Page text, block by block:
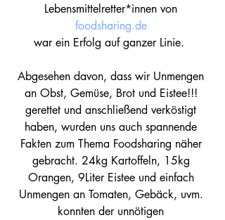
Lebensmittelretter*innen von
foodsharing.de
war ein Erfolg auf ganzer Linie.
Abgesehen davon, dass wir Unmengen
an Obst, Gemüse, Brot und Eistee!!!
gerettet und anschließend verköstigt
haben, wurden uns auch spannende
Fakten zum Thema Foodsharing näher
gebracht. 24kg Kartoffeln, 15kg
Orangen, 9Liter Eistee und einfach
Unmengen an Tomaten, Gebäck, uvm.
konnten der unnötigen